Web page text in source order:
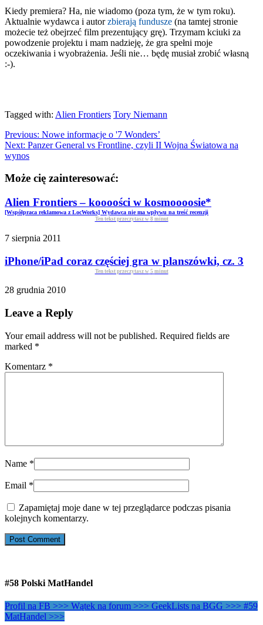
Kiedy premiera? Ha, nie wiadomo (poza tym, że w tym roku).
Aktualnie wydawca i autorzbierają fundusze (na tamtej stronie
możecie też obejrzeć film prezentujący grę). Trzymam kciuki za
powodzenie projektu i mam nadzieję, że gra spełni moje
oczekiwania i wyobrażenia. Jeśli nie… będę musiał zrobić własną
:-).
Tagged with: Alien Frontiers Tory Niemann
Previous: Nowe informacje o '7 Wonders’
Next: Panzer General vs Frontline, czyli II Wojna Światowa na
wynos
Może cię zainteresować:
Alien Frontiers – koooości w kosmoooosie*
[Współpraca reklamowa z LocWorks] Wydawca nie ma wpływu na treść recenzji
Ten tekst przeczytasz w 8 minut
7 sierpnia 2011
iPhone/iPad coraz częściej gra w planszówki, cz. 3
Ten tekst przeczytasz w 5 minut
28 grudnia 2010
Leave a Reply
Your email address will not be published. Required fields are
marked *
Komentarz *
Name *
Email *
Zapamiętaj moje dane w tej przeglądarce podczas pisania
kolejnych komentarzy.
#58 Polski MatHandel
Profil na FB >>> Wątek na forum >>> GeekLists na BGG >>> #59
MatHandel >>>